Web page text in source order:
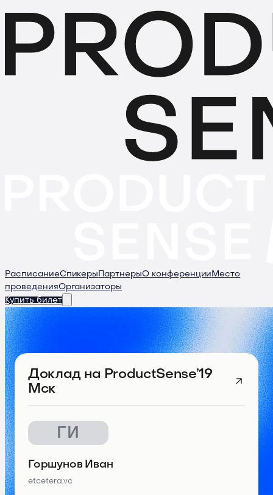
РасписаниеСпикеры ПартнерыО конференции Место
проведенияОрганизаторы
Купить билет
Доклад на ProductSense’19
Мск
ГИ
Горшунов Иван
etcetera.vc